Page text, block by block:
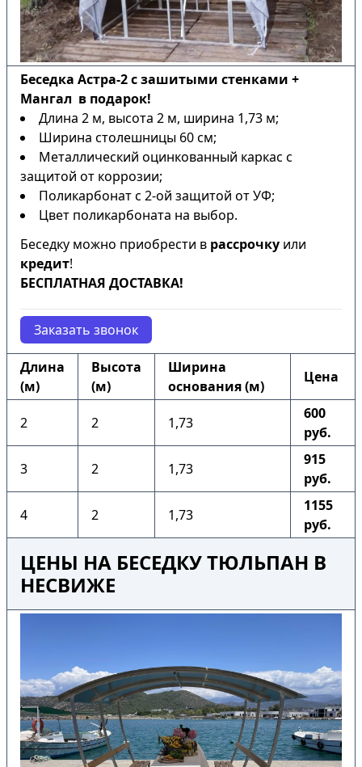
Беседка Астра-2 с зашитыми стенками +
Мангал в подарок!
Длина 2 м, высота 2 м, ширина 1,73 м;
Ширина столешницы 60 см;
Металлический оцинкованный каркас с
защитой от коррозии;
Поликарбонат с 2-ой защитой от УФ;
Цвет поликарбоната на выбор.
Беседку можно приобрести в рассрочку или
кредит!
БЕСПЛАТНАЯ ДОСТАВКА!
Заказать звонок
Длина
(м)
Высота
(м)
Ширина
основания (м)
Цена
2 2 1,73
600
руб.
3 2 1,73
915
руб.
4 2 1,73
1155
руб.
ЦЕНЫ НА БЕСЕДКУ ТЮЛЬПАН В
НЕСВИЖЕ